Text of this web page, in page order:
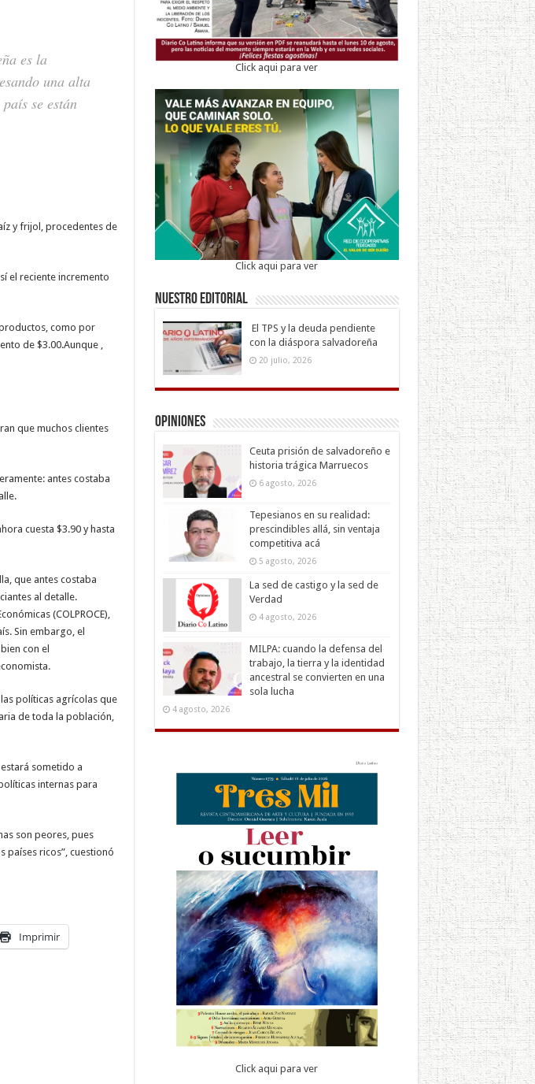
básica
es la
una alta
se están
y frijol, procedentes de
el reciente incremento
como por
de $3.00.Aunque ,
que muchos clientes
antes costaba
cuesta $3.90 y hasta
que antes costaba
al detalle.
(COLPROCE),
Sin embargo, el
con el
políticas agrícolas que
de toda la población,
sometido a
internas para
son peores, pues
países ricos”, cuestionó
Imprimir
Click aqui para ver
Click aqui para ver
Nuestro Editorial
El TPS y la deuda pendiente
con la diáspora salvadoreña
20 julio, 2026
Opiniones
Ceuta prisión de salvadoreño e
historia trágica Marruecos
6 agosto, 2026
Tepesianos en su realidad:
prescindibles allá, sin ventaja
competitiva acá
5 agosto, 2026
La sed de castigo y la sed de
Verdad
4 agosto, 2026
MILPA: cuando la defensa del
trabajo, la tierra y la identidad
ancestral se convierten en una
sola lucha
4 agosto, 2026
Click aqui para ver